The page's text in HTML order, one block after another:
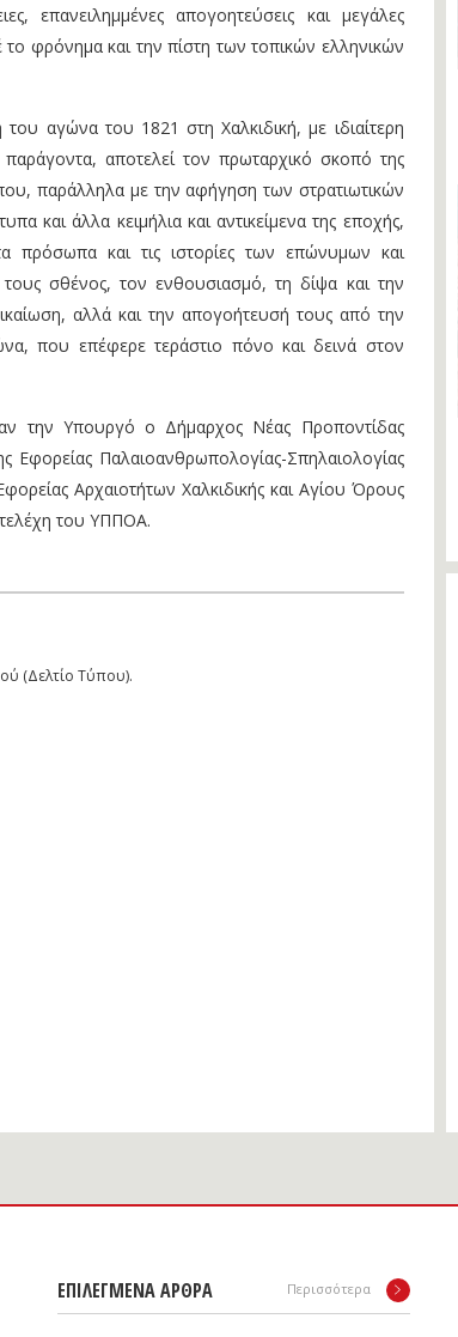
επανειλημμένες απογοητεύσεις και μεγάλες
φρόνημα και την πίστη των τοπικών ελληνικών
αγώνα του 1821 στη Χαλκιδική, με ιδιαίτερη
αποτελεί τον πρωταρχικό σκοπό της
παράλληλα με την αφήγηση των στρατιωτικών
και άλλα κειμήλια και αντικείμενα της εποχής,
πρόσωπα και τις ιστορίες των επώνυμων και
σθένος, τον ενθουσιασμό, τη δίψα και την
αλλά και την απογοήτευσή τους από την
που επέφερε τεράστιο πόνο και δεινά στον
την Υπουργό ο Δήμαρχος Νέας Προποντίδας
Εφορείας Παλαιοανθρωπολογίας-Σπηλαιολογίας
Αρχαιοτήτων Χαλκιδικής και Αγίου Όρους
του ΥΠΠΟΑ.
(Δελτίο Τύπου).
ΕΠΙΛΕΓΜΕΝΑ ΑΡΘΡΑ Περισσότερα